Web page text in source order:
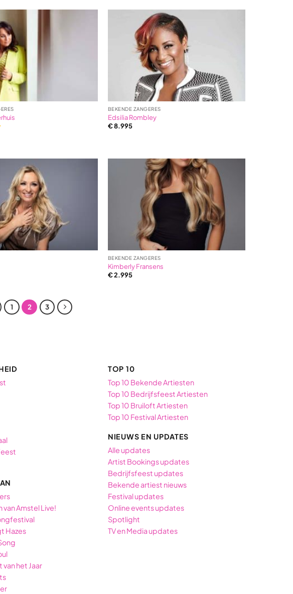
BEKENDE ZANGERES
Edsilia Rombley
€8.995
BEKENDE ZANGERES
Kimberly Fransens
€2.995
1 2 3
van Amstel Live!
Hazes
het Jaar
TOP 10
Top 10 Bekende Artiesten
Top 10 Bedrijfsfeest Artiesten
Top 10 Bruiloft Artiesten
Top 10 Festival Artiesten
NIEUWS EN UPDATES
Alle updates
Artist Bookings updates
Bedrijfsfeest updates
Bekende artiest nieuws
Festival updates
Online events updates
Spotlight
TV en Media updates